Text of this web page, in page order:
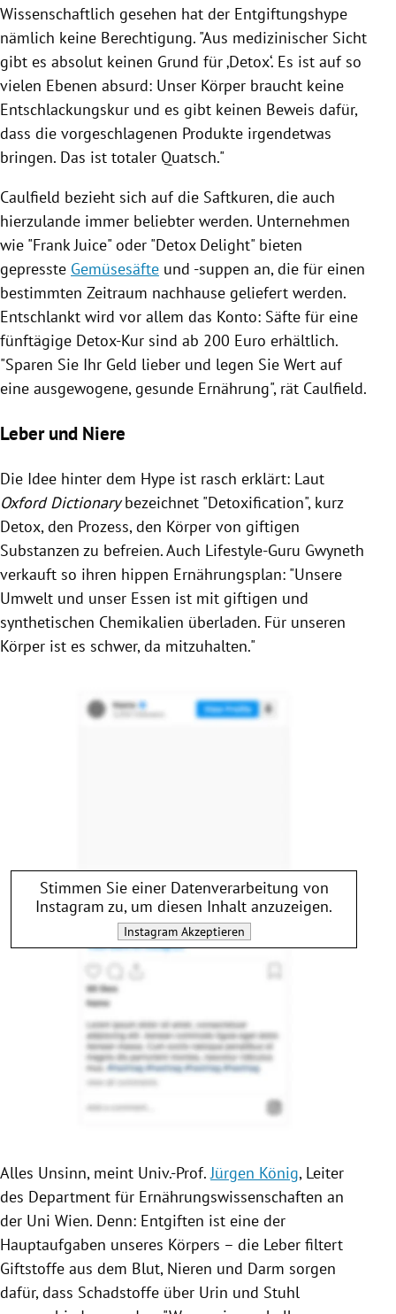
Wissenschaftlich gesehen hat der Entgiftungshype
nämlich keine Berechtigung. "Aus medizinischer Sicht
gibt es absolut keinen Grund für ‚Detox‘. Es ist auf so
vielen Ebenen absurd: Unser Körper braucht keine
Entschlackungskur und es gibt keinen Beweis dafür,
dass die vorgeschlagenen Produkte irgendetwas
bringen. Das ist totaler Quatsch."
Caulfield bezieht sich auf die Saftkuren, die auch
hierzulande immer beliebter werden. Unternehmen
wie "Frank Juice" oder "Detox Delight" bieten
gepresste Gemüsesäfte und -suppen an, die für einen
bestimmten Zeitraum nachhause geliefert werden.
Entschlankt wird vor allem das Konto: Säfte für eine
fünftägige Detox-Kur sind ab 200 Euro erhältlich.
"Sparen Sie Ihr Geld lieber und legen Sie Wert auf
eine ausgewogene, gesunde Ernährung", rät Caulfield.
Leber und Niere
Die Idee hinter dem Hype ist rasch erklärt: Laut
Oxford Dictionarybezeichnet "Detoxification", kurz
Detox, den Prozess, den Körper von giftigen
Substanzen zu befreien. Auch Lifestyle-Guru Gwyneth
verkauft so ihren hippen Ernährungsplan: "Unsere
Umwelt und unser Essen ist mit giftigen und
synthetischen Chemikalien überladen. Für unseren
Körper ist es schwer, da mitzuhalten."
Stimmen Sie einer Datenverarbeitung von
Instagram zu, um diesen Inhalt anzuzeigen.
InstagramAkzeptieren
Alles Unsinn, meint Univ.-Prof.Jürgen König, Leiter
des Department für Ernährungswissenschaften an
der Uni Wien. Denn: Entgiften ist eine der
Hauptaufgaben unseres Körpers – die Leber filtert
Giftstoffe aus dem Blut, Nieren und Darm sorgen
dafür, dass Schadstoffe über Urin und Stuhl